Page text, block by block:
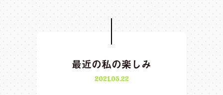
最近の私の楽しみ
2021.05.22